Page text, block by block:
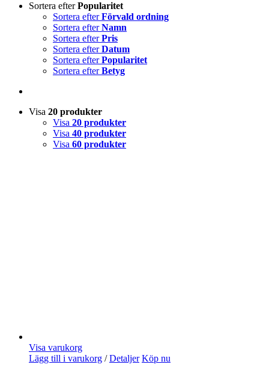
Sortera efterPopularitet
Sortera efterFörvald ordning
Sortera efterNamn
Sortera efterPris
Sortera efterDatum
Sortera efterPopularitet
Sortera efterBetyg
Visa 20 produkter
Visa 20 produkter
Visa 40 produkter
Visa 60 produkter
Visa varukorg
Lägg till i varukorg / Detaljer Köp nu